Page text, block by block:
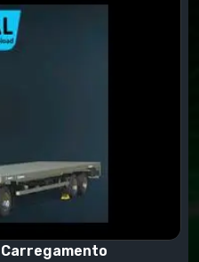
Carregamento